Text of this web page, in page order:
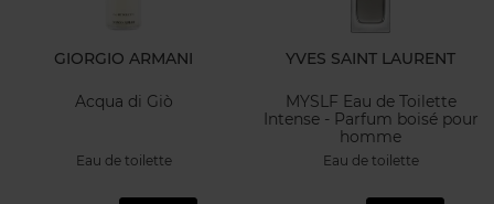
GIORGIO ARMANI
Acqua di Giò
Eau de toilette
YVES SAINT LAURENT
MYSLF Eau de Toilette
Intense - Parfum boisé pour
homme
Eau de toilette